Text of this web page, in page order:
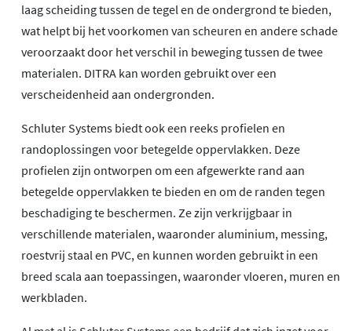
laag scheiding tussen de tegel en de ondergrond te bieden,
wat helpt bij het voorkomen van scheuren en andere schade
veroorzaakt door het verschil in beweging tussen de twee
materialen. DITRA kan worden gebruikt over een
verscheidenheid aan ondergronden.
Schluter Systems biedt ook een reeks profielen en
randoplossingen voor betegelde oppervlakken. Deze
profielen zijn ontworpen om een afgewerkte rand aan
betegelde oppervlakken te bieden en om de randen tegen
beschadiging te beschermen. Ze zijn verkrijgbaar in
verschillende materialen, waaronder aluminium, messing,
roestvrij staal en PVC, en kunnen worden gebruikt in een
breed scala aan toepassingen, waaronder vloeren, muren en
werkbladen.